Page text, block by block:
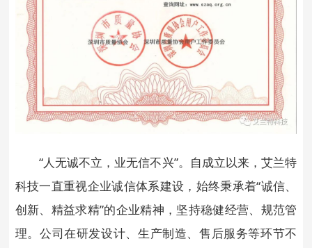
“人无诚不立，业无信不兴”。自成立以来，艾兰特
科技一直重视企业诚信体系建设，始终秉承着“诚信、
创新、精益求精”的企业精神，坚持稳健经营、规范管
理。公司在研发设计、生产制造、售后服务等环节不